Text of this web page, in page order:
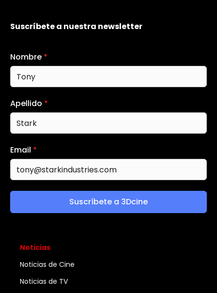
Suscríbete a nuestra newsletter
Nombre *
Apellido *
Email *
Suscríbete a 3Dcine
Noticias
Noticias de Cine
Noticias de TV